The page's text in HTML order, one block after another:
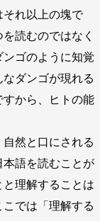
それ以上の塊で
読むのではなく
ゴのように知覚
ダンゴが現れる
から、ヒトの能
然と口にされる
本語を読むことが
理解することは
では「理解する